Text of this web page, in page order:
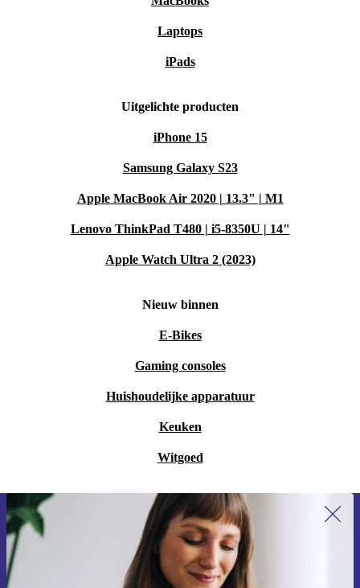
Laptops
iPads
Uitgelichte producten
iPhone 15
Samsung Galaxy S23
Apple MacBook Air 2020 | 13.3" | M1
Lenovo ThinkPad T480 | i5-8350U | 14"
Apple Watch Ultra 2 (2023)
Nieuw binnen
E-Bikes
Gaming consoles
Huishoudelijke apparatuur
Keuken
Witgoed
Meld je aan voor onze nieuwsbrief en
ontvang €15 korting!
Mis nooit meer een aanbieding.